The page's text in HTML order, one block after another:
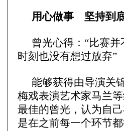
用心做事 坚持到
曾光心得：“比赛
时刻也没有想过放弃”
能够获得由导演关
梅戏表演艺术家马兰
最佳的曾光，认为自
是在之前每一个环节